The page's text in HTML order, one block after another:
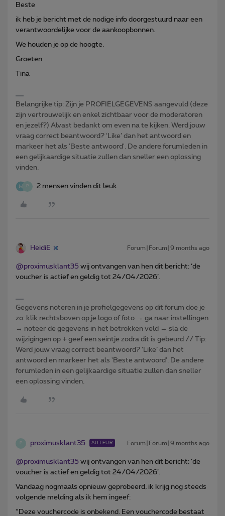
Beste
ik heb je bericht met de nodige info doorgestuurd naar een
verantwoordelijke voor de aankoopbonnen.
We houden je op de hoogte.
Groeten
Tina
Belangrijke tip: Zijn je PROFIELGEGEVENS aangevuld (deze
zijn vertrouwelijk en enkel zichtbaar voor de moderatoren
en jezelf?) Alvast bedankt om even na te kijken. Werd jouw
vraag correct beantwoord? ‘Like’ dan het antwoord en
markeer het als 'Beste antwoord'. De andere forumleden in
een gelijkaardige situatie zullen dan sneller een oplossing
vinden.
P 2 mensen vinden dit leuk
HeidiE Forum|Forum|9 months ago
@proximusklant35 wij ontvangen van hen dit bericht: ‘de
voucher is actief en geldig tot 24/04/2026’.
Gegevens noteren in je profielgegevens op dit forum doe je
zo: klik rechtsboven op je logo of foto → ga naar instellingen
→ noteer de gegevens in het betrokken veld → sla de
wijzigingen op + geef een seintje zodra dit is gebeurd // Tip:
Werd jouw vraag correct beantwoord? ‘Like’ dan het
antwoord en markeer het als 'Beste antwoord'. De andere
forumleden in een gelijkaardige situatie zullen dan sneller
een oplossing vinden.
P proximusklant35 AUTEUR Forum|Forum|9 months ago
@proximusklant35 wij ontvangen van hen dit bericht: ‘de
voucher is actief en geldig tot 24/04/2026’.
Vandaag nogmaals opnieuw geprobeerd, ik krijg nog steeds
volgende melding als ik hem ingeef:
“Deze vouchercode is onbekend. Een vouchercode bestaat